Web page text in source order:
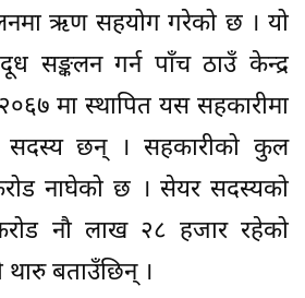
ऋण सहयोग गरेको छ । यो
सङ्कलन गर्न पाँच ठाउँ केन्द्र
मा स्थापित यस सहकारीमा
छन् । सहकारीको कुल
नाघेको छ । सेयर सदस्यको
नौ लाख २८ हजार रहेको
बताउँछिन् ।